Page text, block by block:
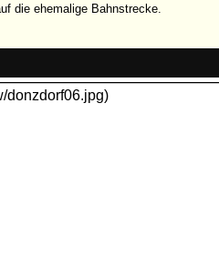
die ehemalige Bahnstrecke.